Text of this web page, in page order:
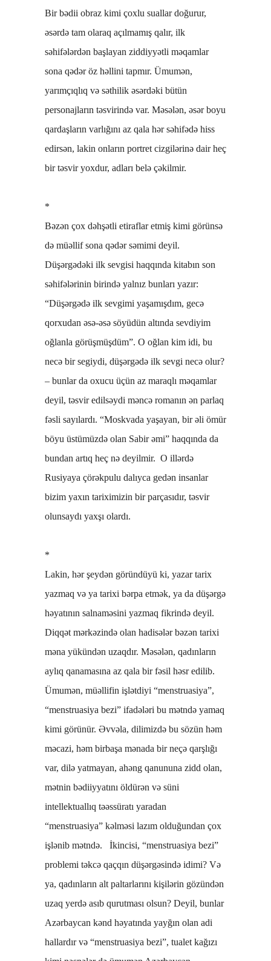
Bir bədii obraz kimi çoxlu suallar doğurur,
əsərdə tam olaraq açılmamış qalır, ilk
səhifələrdən başlayan ziddiyyətli məqamlar
sona qədər öz həllini tapmır. Ümumən,
yarımçıqlıq və səthilik əsərdəki bütün
personajların təsvirində var. Məsələn, əsər boyu
qardaşların varlığını az qala hər səhifədə hiss
edirsən, lakin onların portret cizgilərinə dair heç
bir təsvir yoxdur, adları belə çəkilmir.
*
Bəzən çox dəhşətli etiraflar etmiş kimi görünsə
də müəllif sona qədər səmimi deyil.
Düşərgədəki ilk sevgisi haqqında kitabın son
səhifələrinin birində yalnız bunları yazır:
“Düşərgədə ilk sevgimi yaşamışdım, gecə
qorxudan əsə-əsə söyüdün altında sevdiyim
oğlanla görüşmüşdüm”. O oğlan kim idi, bu
necə bir segiydi, düşərgədə ilk sevgi necə olur?
– bunlar da oxucu üçün az maraqlı məqamlar
deyil, təsvir edilsəydi məncə romanın ən parlaq
fəsli sayılardı. “Moskvada yaşayan, bir əli ömür
böyu üstümüzdə olan Sabir əmi” haqqında da
bundan artıq heç nə deyilmir. O illərdə
Rusiyaya çörəkpulu dalıyca gedən insanlar
bizim yaxın tariximizin bir parçasıdır, təsvir
olunsaydı yaxşı olardı.
*
Lakin, hər şeydən göründüyü ki, yazar tarix
yazmaq və ya tarixi bərpa etmək, ya da düşərgə
həyatının salnaməsini yazmaq fikrində deyil.
Diqqət mərkəzində olan hadisələr bəzən tarixi
məna yükündən uzaqdır. Məsələn, qadınların
aylıq qanamasına az qala bir fəsil həsr edilib.
Ümumən, müəllifin işlətdiyi “menstruasiya”,
“menstruasiya bezi” ifadələri bu mətndə yamaq
kimi görünür. Əvvəla, dilimizdə bu sözün həm
məcazi, həm birbaşa mənada bir neçə qarşlığı
var, dilə yatmayan, ahəng qanununa zidd olan,
mətnin bədiiyyatını öldürən və süni
intellektuallıq təəssüratı yaradan
“menstruasiya” kəlməsi lazım olduğundan çox
işlənib mətndə. İkincisi, “menstruasiya bezi”
problemi təkcə qaçqın düşərgəsində idimi? Və
ya, qadınların alt paltarlarını kişilərin gözündən
uzaq yerdə asıb qurutması olsun? Deyil, bunlar
Azərbaycan kənd həyatında yayğın olan adi
hallardır və “menstruasiya bezi”, tualet kağızı